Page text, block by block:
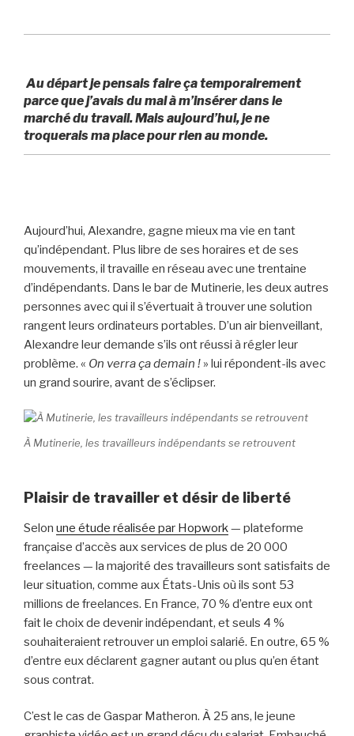
Au départ je pensais faire ça temporairement
parce que j’avais du mal à m’insérer dans le
marché du travail. Mais aujourd’hui, je ne
troquerais ma place pour rien au monde.
Aujourd’hui, Alexandre, gagne mieux ma vie en tant
qu’indépendant. Plus libre de ses horaires et de ses
mouvements, il travaille en réseau avec une trentaine
d’indépendants. Dans le bar de Mutinerie, les deux autres
personnes avec qui il s’évertuait à trouver une solution
rangent leurs ordinateurs portables. D’un air bienveillant,
Alexandre leur demande s’ils ont réussi à régler leur
problème. « On verra ça demain ! » lui répondent-ils avec
un grand sourire, avant de s’éclipser.
À Mutinerie, les travailleurs indépendants se retrouvent
Plaisir de travailler et désir de liberté
Selon une étude réalisée par Hopwork— plateforme
française d’accès aux services de plus de 20 000
freelances — la majorité des travailleurs sont satisfaits de
leur situation, comme aux États-Unis où ils sont 53
millions de freelances. En France, 70 % d’entre eux ont
fait le choix de devenir indépendant, et seuls 4 %
souhaiteraient retrouver un emploi salarié. En outre, 65 %
d’entre eux déclarent gagner autant ou plus qu’en étant
sous contrat.
C’est le cas de Gaspar Matheron. À 25 ans, le jeune